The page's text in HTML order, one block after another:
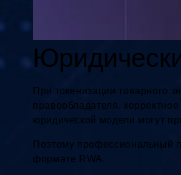
При токенизации товарного
правообладателя,
юридической модели могут
Поэтому профессиональный
формате RWA.